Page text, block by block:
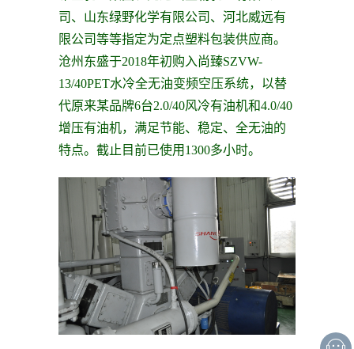
司、山东绿野化学有限公司、河北威远有
限公司等等指定为定点塑料包装供应商。
沧州东盛于2018年初购入尚臻SZVW-
13/40PET水冷全无油变频空压系统，以替
代原来某品牌6台2.0/40风冷有油机和4.0/40
增压有油机，满足节能、稳定、全无油的
特点。截止目前已使用1300多小时。